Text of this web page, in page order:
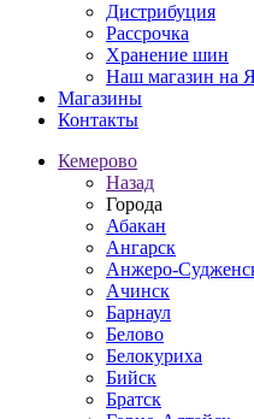
Дистрибуция
Рассрочка
Хранение шин
Наш магазин на
Магазины
Контакты
Кемерово
Назад
Города
Абакан
Ангарск
Анжеро-
Ачинск
Барнаул
Белово
Белокуриха
Бийск
Братск